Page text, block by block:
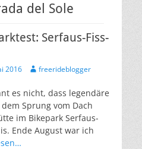
del Sole
Serfaus-Fiss-
2016 Autorfreerideblogger
es nicht, dass legendäre
Sprung vom Dach
im Bikepark Serfaus-
Ende August war ich